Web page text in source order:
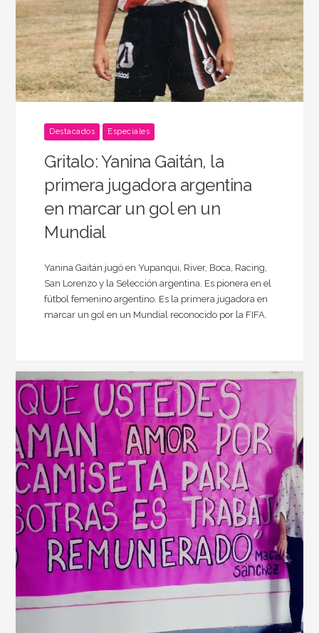
Destacados Especiales
Gritalo: Yanina Gaitán, la
primera jugadora argentina
en marcar un gol en un
Mundial
Yanina Gaitán jugó en Yupanqui, River, Boca, Racing,
San Lorenzo y la Selección argentina. Es pionera en el
fútbol femenino argentino. Es la primera jugadora en
marcar un gol en un Mundial reconocido por la FIFA.